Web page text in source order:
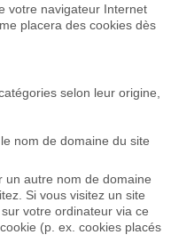
votre navigateur Internet
placera des cookies dès
selon leur origine,
nom de domaine du site
un autre nom de domaine
Si vous visitez un site
votre ordinateur via ce
(p. ex. cookies placés